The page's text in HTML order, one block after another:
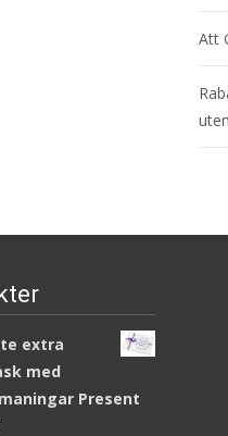
Att
extra
med
Present